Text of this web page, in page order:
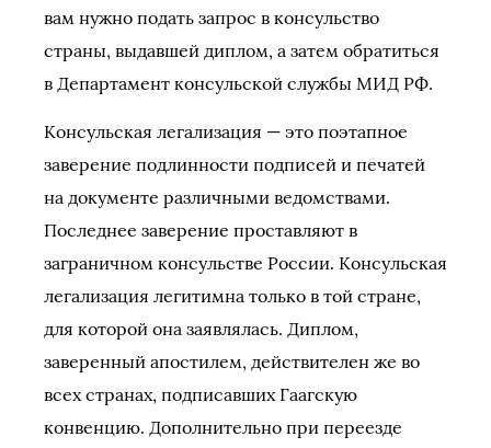
вам нужно подать запрос в консульство
страны, выдавшей диплом, а затем обратиться
в Департамент консульской службы МИД РФ.
Консульская легализация — это поэтапное
заверение подлинности подписей и печатей
на документе различными ведомствами.
Последнее заверение проставляют в
заграничном консульстве России. Консульская
легализация легитимна только в той стране,
для которой она заявлялась. Диплом,
заверенный апостилем, действителен же во
всех странах, подписавших Гаагскую
конвенцию. Дополнительно при переезде